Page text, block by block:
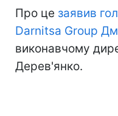
Про це заявив
Darnitsa Group
виконавчому
Дерев'янко.